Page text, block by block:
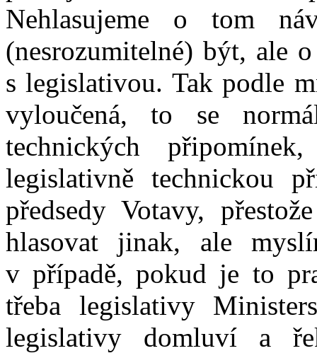
Nehlasujeme o tom
(nesrozumitelné) být, ale
s legislativou. Tak podle
vyloučená, to se
technických
legislativně technickou
předsedy Votavy,
hlasovat jinak, ale
v případě, pokud je to
třeba legislativy
legislativy domluví a